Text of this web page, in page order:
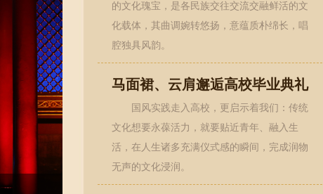
青年接棒东江非遗生态建设
的文化瑰宝，是各民族交往交流交融鲜活的文
化载体，其曲调婉转悠扬，意蕴质朴绵长，唱
腔独具风韵。
马面裙、云肩邂逅高校毕业典礼
国风实践走入高校，更启示着我们：传统
文化想要永葆活力，就要贴近青年、融入生
活，在人生诸多充满仪式感的瞬间，完成润物
无声的文化浸润。